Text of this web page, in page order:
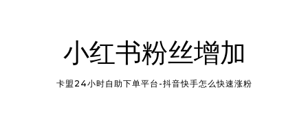
小红书粉丝增加
卡盟24小时自助下单平台-抖音快手怎么快速涨粉